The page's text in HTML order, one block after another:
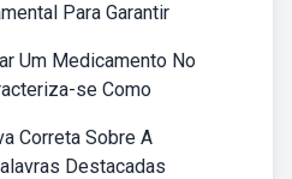
Para Garantir
Um Medicamento No
se Como
Correta Sobre A
Destacadas